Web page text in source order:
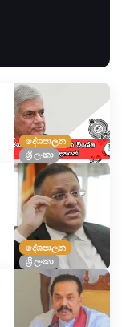
දේශපාලන
ශ්‍රී ලංකා
දේශපාලන
ශ්‍රී ලංකා